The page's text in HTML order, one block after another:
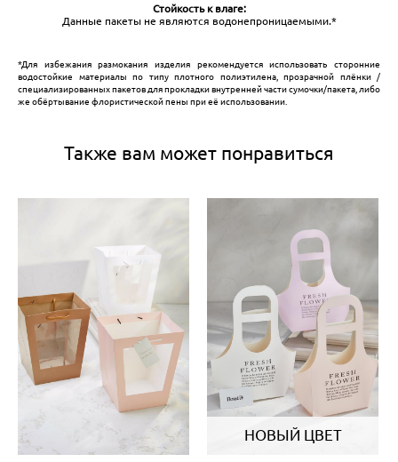
Стойкость к влаге:
Данные пакеты не являются водонепроницаемыми.*
*Для избежания размокания изделия рекомендуется использовать сторонние
водостойкие материалы по типу плотного полиэтилена, прозрачной плёнки /
специализированных пакетов для прокладки внутренней части сумочки/пакета, либо
же обёртывание флористической пены при её использовании.
Также вам может понравиться
НОВЫЙ ЦВЕТ